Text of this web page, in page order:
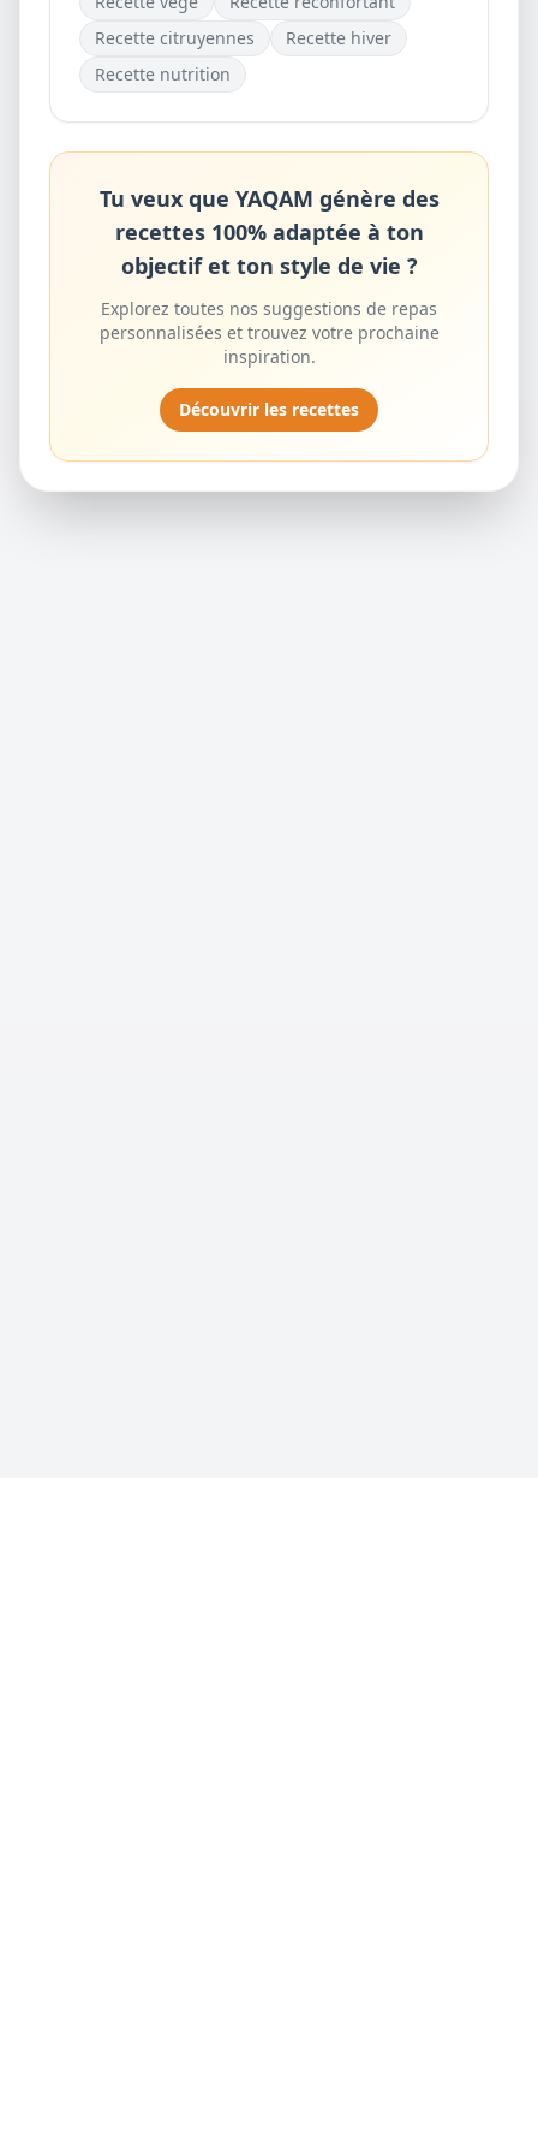
Recette citruyennes Recette hiver
Recette nutrition
Tu veux que YAQAM génère des
recettes 100% adaptée à ton
objectif et ton style de vie ?
Explorez toutes nos suggestions de repas
personnalisées et trouvez votre prochaine
inspiration.
Découvrir les recettes